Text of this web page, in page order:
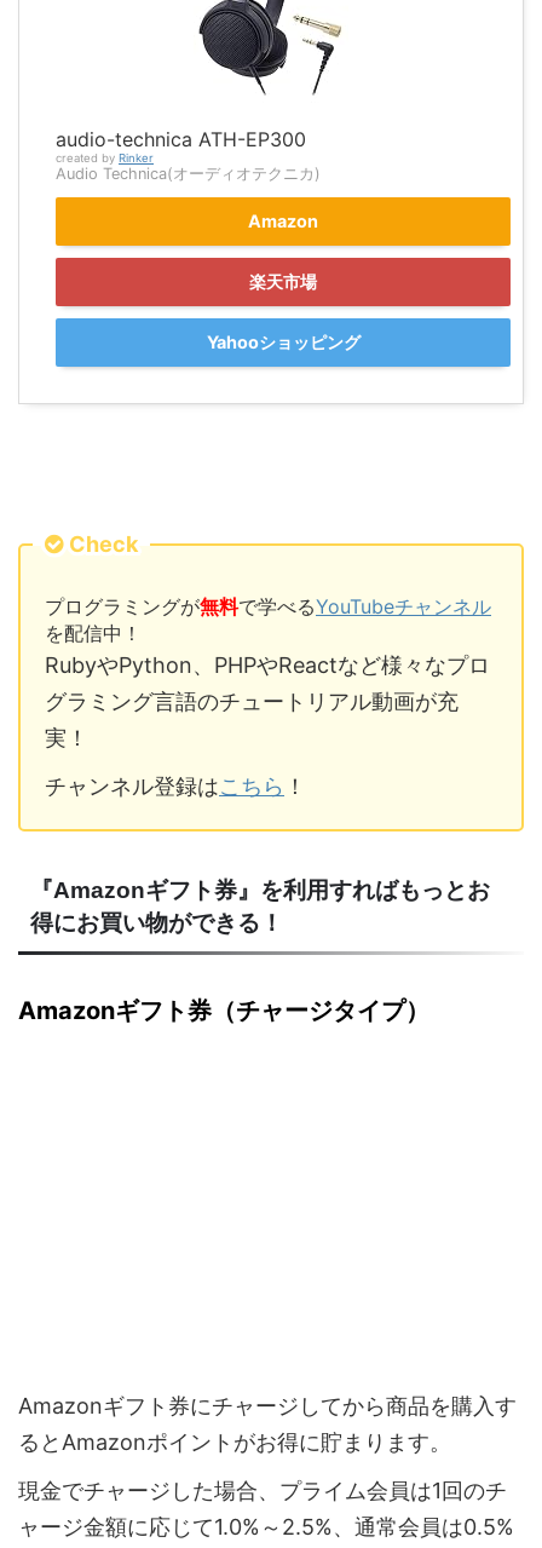
audio-technica ATH-EP300
created by Rinker
Audio Technica(オーディオテクニカ)
Amazon
楽天市場
Yahooショッピング
Check
プログラミングが無料で学べるYouTubeチャンネル
を配信中！
RubyやPython、PHPやReactなど様々なプロ
グラミング言語のチュートリアル動画が充
実！
チャンネル登録はこちら ！
『Amazonギフト券』を利用すればもっとお
得にお買い物ができる！
Amazonギフト券（チャージタイプ）
Amazonギフト券にチャージしてから商品を購入す
るとAmazonポイントがお得に貯まります。
現金でチャージした場合、プライム会員は1回のチ
ャージ金額に応じて1.0%～2.5%、通常会員は0.5%